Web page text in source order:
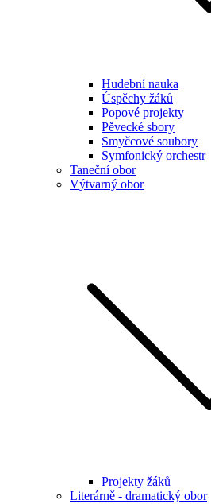
Hudební nauka
Úspěchy žáků
Popové projekty
Pěvecké sbory
Smyčcové soubory
Symfonický orchestr
Taneční obor
Výtvarný obor
Projekty žáků
Literárně - dramatický obor